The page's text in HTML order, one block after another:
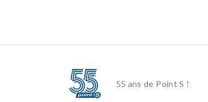
55 ans de Point S !